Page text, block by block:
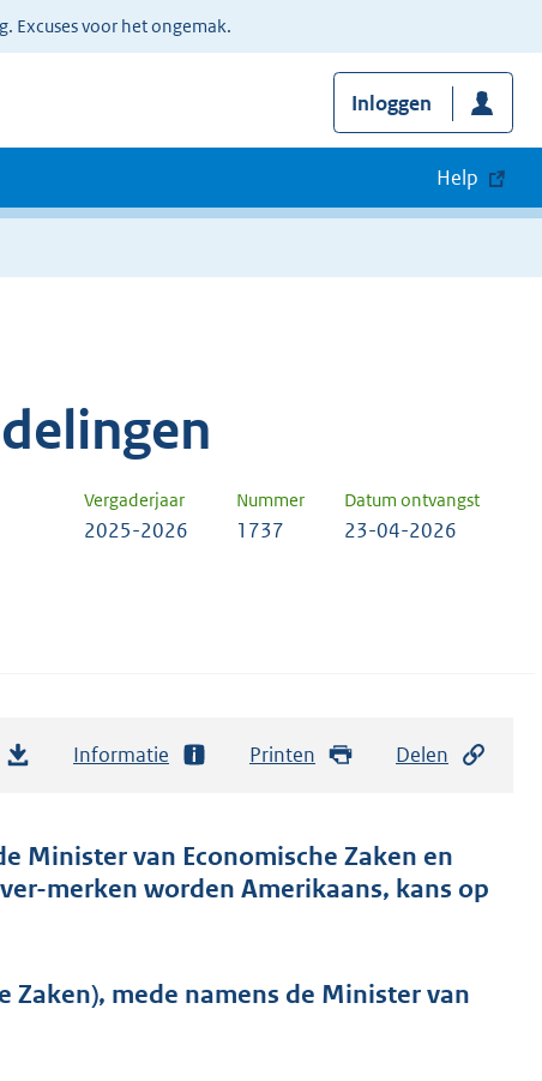
Excuses voor het ongemak.
Inloggen
Help
Vergaderjaar Nummer Datum ontvangst
2025-2026 1737 23-04-2026
Informatie Printen Delen
Minister van Economische Zaken en
merken worden Amerikaans, kans op
mede namens de Minister van